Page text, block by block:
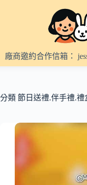
內
容
廠商邀約合作信箱：
分類 節日送禮.伴手禮.禮